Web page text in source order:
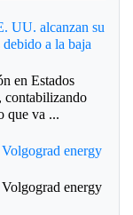
UU. alcanzan su
a la baja
en Estados
contabilizando
que va ...
energy
energy